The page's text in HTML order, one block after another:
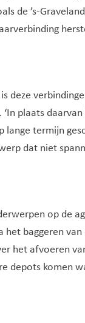
de ’s-
deze
plaats
termijn
dat niet
op de
baggeren van
het afvoeren
depots komen